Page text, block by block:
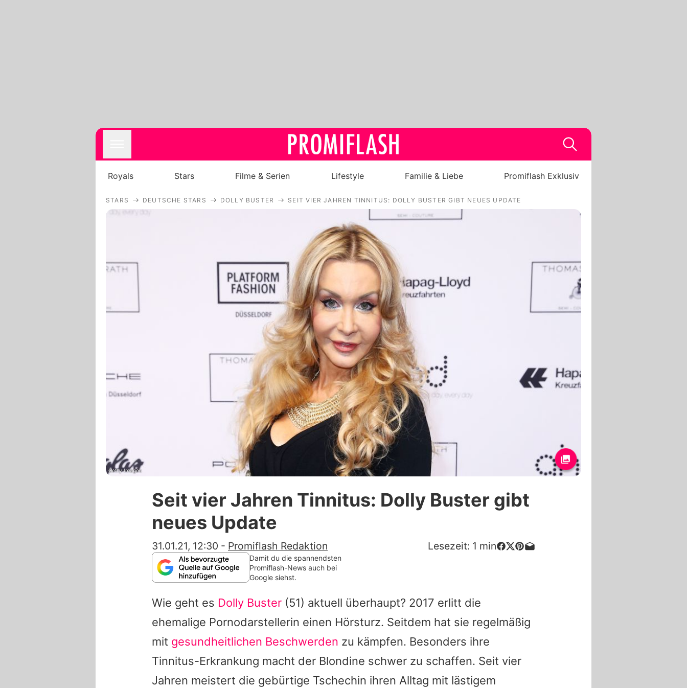
Royals
Stars
Filme & Serien
Lifestyle
Familie & Liebe
Promiflash Exklusiv
Alle Themen auf Promiflash
Jobs
App runterladen
Team
Redaktionelle Richtlinien
Impressum
Datenschutzerklärung
Nutzungsbedingungen
Royals Stars Filme & Serien Lifestyle Familie & Liebe Promiflash Exklusiv
STARS DEUTSCHE STARS DOLLY BUSTER SEIT VIER JAHREN TINNITUS: DOLLY BUSTER GIBT NEUES UPDATE
Getty Images
Seit vier Jahren Tinnitus: Dolly Buster gibt
neues Update
31.01.21, 12:30 - Promiflash Redaktion Lesezeit: 1 min
Damit du die spannendsten
Promiflash-News auch bei
Google siehst.
Wie geht es Dolly Buster (51) aktuell überhaupt? 2017 erlitt die
ehemalige Pornodarstellerin einen Hörsturz. Seitdem hat sie regelmäßig
mit gesundheitlichen Beschwerden zu kämpfen. Besonders ihre
Tinnitus-Erkrankung macht der Blondine schwer zu schaffen. Seit vier
Jahren meistert die gebürtige Tschechin ihren Alltag mit lästigem